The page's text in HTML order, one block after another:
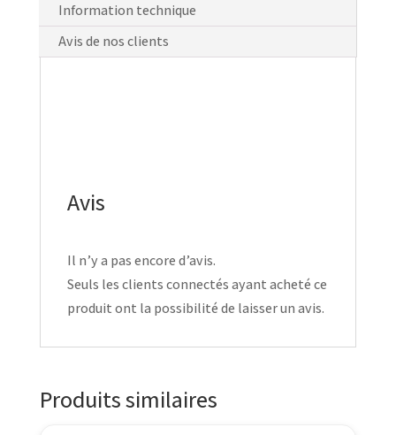
Information technique
Avis de nos clients
Avis
Il n’y a pas encore d’avis.
Seuls les clients connectés ayant acheté ce
produit ont la possibilité de laisser un avis.
Produits similaires